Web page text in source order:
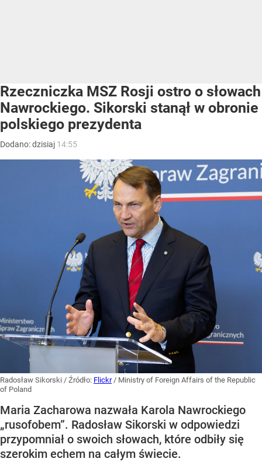
Rzeczniczka MSZ Rosji ostro o słowach
Nawrockiego. Sikorski stanął w obronie
polskiego prezydenta
Dodano:dzisiaj 14:55
Radosław Sikorski / Źródło: Flickr / Ministry of Foreign Affairs of the Republic
of Poland
Maria Zacharowa nazwała Karola Nawrockiego
„rusofobem”. Radosław Sikorski w odpowiedzi
przypomniał o swoich słowach, które odbiły się
szerokim echem na całym świecie.